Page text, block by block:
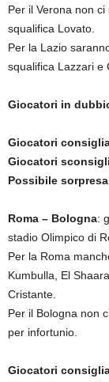
Per il Verona non
squalifica Lovato.
Per la Lazio
squalifica Lazzari e
Giocatori in
Giocatori
Giocatori
Possibile sorpresa
Roma – Bologna:
stadio Olimpico di
Per la Roma
Kumbulla, El
Cristante.
Per il Bologna non
per infortunio.
Giocatori